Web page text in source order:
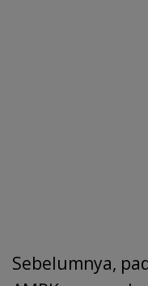
Sebelumnya,